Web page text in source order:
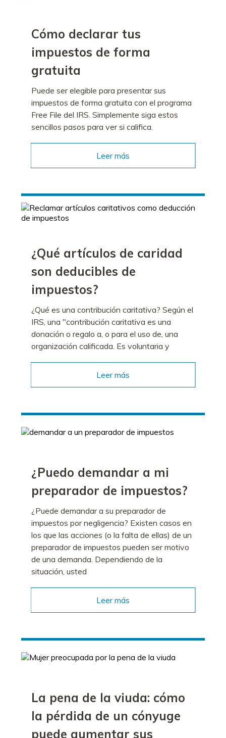
Cómo declarar tus
impuestos de forma
gratuita
Puede ser elegible para presentar sus
impuestos de forma gratuita con el programa
Free File del IRS. Simplemente siga estos
sencillos pasos para ver si califica.
Leer más
¿Qué artículos de caridad
son deducibles de
impuestos?
¿Qué es una contribución caritativa? Según el
IRS, una "contribución caritativa es una
donación o regalo a, o para el uso de, una
organización calificada. Es voluntaria y
Leer más
¿Puedo demandar a mi
preparador de impuestos?
¿Puede demandar a su preparador de
impuestos por negligencia? Existen casos en
los que las acciones (o la falta de ellas) de un
preparador de impuestos pueden ser motivo
de una demanda. Dependiendo de la
situación, usted
Leer más
La pena de la viuda: cómo
la pérdida de un cónyuge
puede aumentar sus